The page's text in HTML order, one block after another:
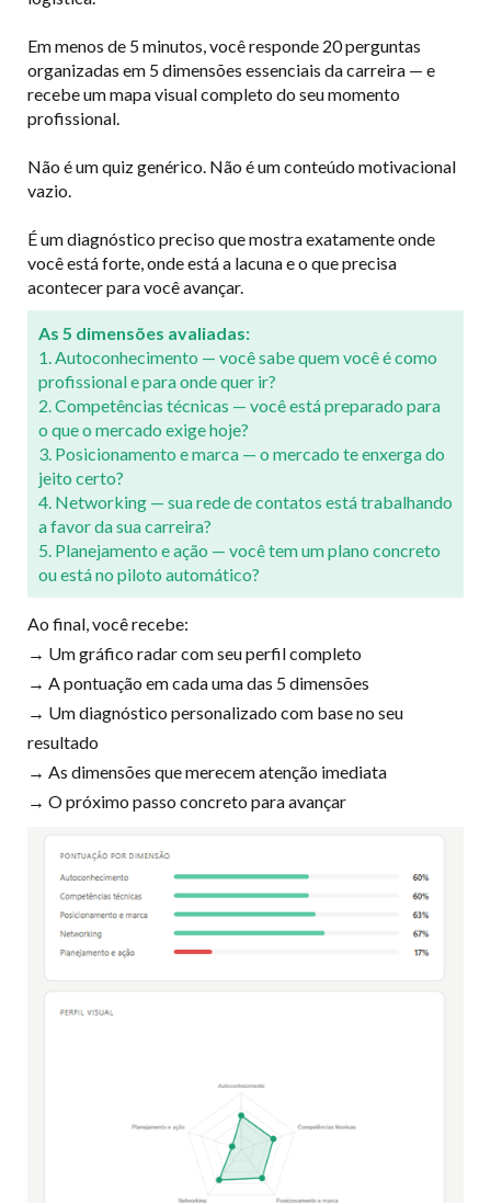
Em menos de 5 minutos, você responde 20 perguntas
organizadas em 5 dimensões essenciais da carreira — e
recebe um mapa visual completo do seu momento
profissional.
Não é um quiz genérico. Não é um conteúdo motivacional
vazio.
É um diagnóstico preciso que mostra exatamente onde
você está forte, onde está a lacuna e o que precisa
acontecer para você avançar.
As 5 dimensões avaliadas:
1. Autoconhecimento — você sabe quem você é como
profissional e para onde quer ir?
2. Competências técnicas — você está preparado para
o que o mercado exige hoje?
3. Posicionamento e marca — o mercado te enxerga do
jeito certo?
4. Networking — sua rede de contatos está trabalhando
a favor da sua carreira?
5. Planejamento e ação — você tem um plano concreto
ou está no piloto automático?
Ao final, você recebe:
→ Um gráfico radar com seu perfil completo
→ A pontuação em cada uma das 5 dimensões
→ Um diagnóstico personalizado com base no seu
resultado
→ As dimensões que merecem atenção imediata
→ O próximo passo concreto para avançar